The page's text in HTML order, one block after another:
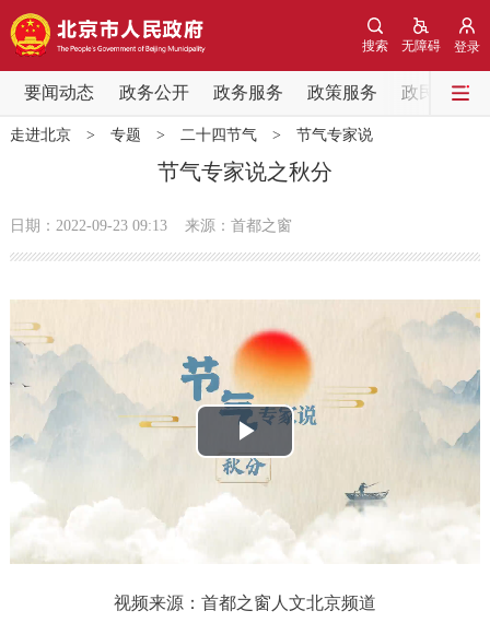
登录
无障碍
搜索
要闻动态 政务公开 政务服务 政策服务 政民互动
要闻动态
党中央精神 国务院信息 中央部委动态
政务公开
市领导 机构职能 政策服务
决策公开 专题公开
走进北京> 专题 > 二十四节气> 节气专家说
节气专家说之秋分
日期：2022-09-23 09:13 来源：首都之窗
播
放
视
频
视频来源：首都之窗人文北京频道